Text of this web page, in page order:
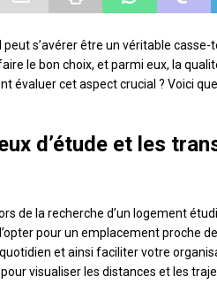
s’avérer être un véritable
le bon choix, et parmi eux, la
évaluer cet aspect crucial ? Voici
d’étude et les
de la recherche d’un logement
pour un emplacement proche
et ainsi faciliter votre
visualiser les distances et les